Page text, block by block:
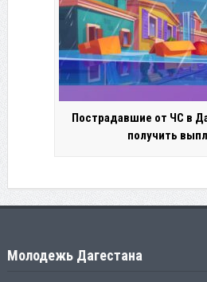
Пострадавшие от ЧС в
получить
Молодежь Дагестана